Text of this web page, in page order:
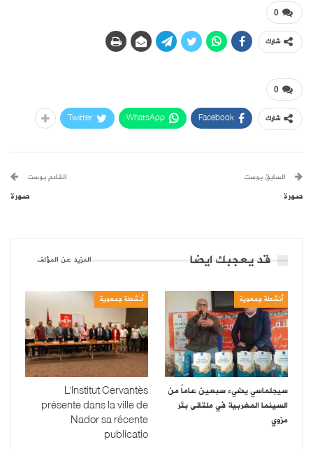
0
شارك
0
شارك Facebook
WhatsApp
Twitter
السابق بوست
صورة
القادم بوست
صورة
قد يعجبك ايضا المزيد عن المؤلف
أنشطة جمعوية
سيجلماسي يضيء سبعين عاماً من
السينما المغربية في ملتقى بئر
مزوي
أنشطة جمعوية
L’Institut Cervantès
présente dans la ville de
Nador sa récente
publicatio